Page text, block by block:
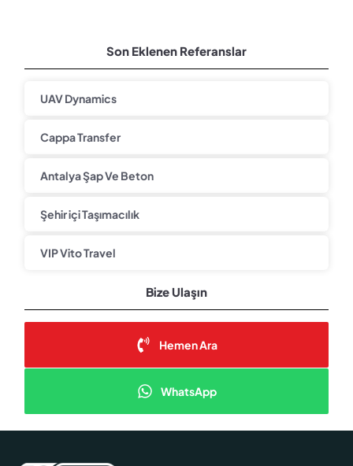
Son Eklenen Referanslar
UAV Dynamics
Cappa Transfer
Antalya Şap Ve Beton
Şehir içi Taşımacılık
VIP Vito Travel
Bize Ulaşın
Hemen Ara
WhatsApp